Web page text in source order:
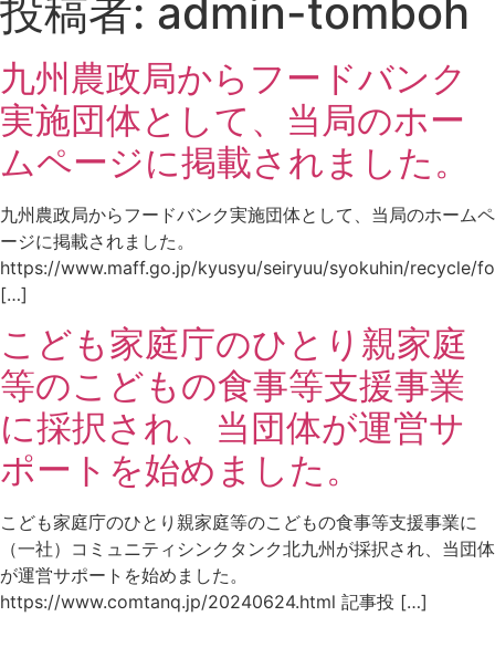
投稿者: admin-tomboh
九州農政局からフードバンク
実施団体として、当局のホー
ムページに掲載されました。
九州農政局からフードバンク実施団体として、当局のホームペ
ージに掲載されました。
https://www.maff.go.jp/kyusyu/seiryuu/syokuhin/recycle/
[…]
こども家庭庁のひとり親家庭
等のこどもの食事等支援事業
に採択され、当団体が運営サ
ポートを始めました。
こども家庭庁のひとり親家庭等のこどもの食事等支援事業に
（一社）コミュニティシンクタンク北九州が採択され、当団体
が運営サポートを始めました。
https://www.comtanq.jp/20240624.html 記事投 […]